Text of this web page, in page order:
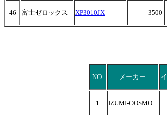
46 富士ゼロックス XP3010JX 3500
NO. メーカー
1 IZUMI-COSMO